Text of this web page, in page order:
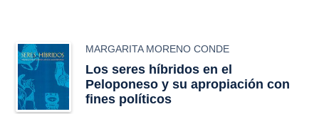
MARGARITA MORENO CONDE
Los seres híbridos en el
Peloponeso y su apropiación con
fines políticos